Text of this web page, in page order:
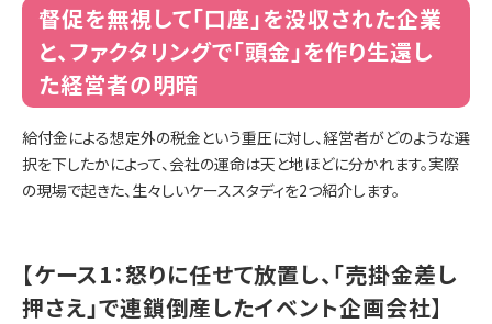
督促を無視して「口座」を没収された企業
と、ファクタリングで「頭金」を作り生還し
た経営者の明暗
給付金による想定外の税金という重圧に対し、経営者がどのような選
択を下したかによって、会社の運命は天と地ほどに分かれます。実際
の現場で起きた、生々しいケーススタディを2つ紹介します。
【ケース1：怒りに任せて放置し、「売掛金差し
押さえ」で連鎖倒産したイベント企画会社】